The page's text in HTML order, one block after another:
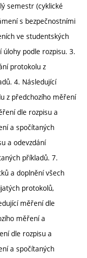
semestr (cyklické
s bezpečnostními
ve studentských
podle rozpisu. 3.
protokolu z
4. Následující
z předchozího měření
dle rozpisu a
a spočítaných
a odevzdání
příkladů. 7.
a doplnění všech
protokolů,
měření dle
měření a
dle rozpisu a
a spočítaných